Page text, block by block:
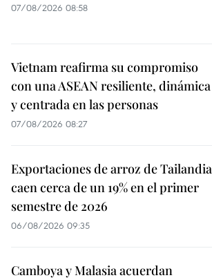
07/08/2026 08:58
Vietnam reafirma su compromiso
con una ASEAN resiliente, dinámica
y centrada en las personas
07/08/2026 08:27
Exportaciones de arroz de Tailandia
caen cerca de un 19% en el primer
semestre de 2026
06/08/2026 09:35
Camboya y Malasia acuerdan